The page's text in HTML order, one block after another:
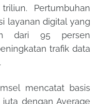
Pertumbuhan
layanan digital yang
dari 95 persen
trafik data
mencatat basis
dengan Average